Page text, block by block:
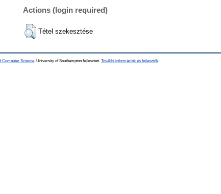
Actions (login required)
Tétel szekesztése
Computer Science , University of Southampton fejlesztett. További információk és fejlesztők